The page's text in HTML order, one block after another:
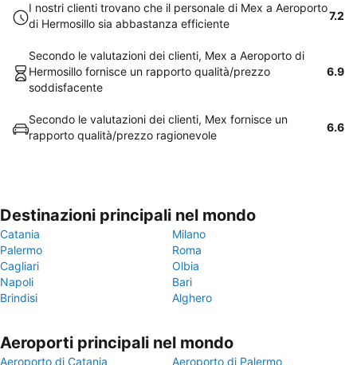
I nostri clienti trovano che il personale di Mex a Aeroporto
di Hermosillo sia abbastanza efficiente
7.2
Secondo le valutazioni dei clienti, Mex a Aeroporto di
Hermosillo fornisce un rapporto qualità/prezzo
soddisfacente
6.9
Secondo le valutazioni dei clienti, Mex fornisce un
rapporto qualità/prezzo ragionevole
6.6
Destinazioni principali nel mondo
Catania
Milano
Palermo
Roma
Cagliari
Olbia
Napoli
Bari
Brindisi
Alghero
Aeroporti principali nel mondo
Aeroporto di Catania Aeroporto di Palermo